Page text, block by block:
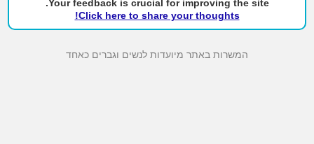
Your feedback is crucial for improving the site.
Click here to share your thoughts!
המשרות באתר מיועדות לנשים וגברים כאחד